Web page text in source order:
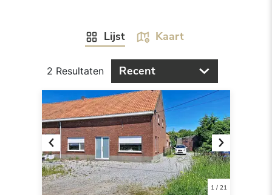
Lijst Kaart
2 Resultaten Recent
Previous Next
1/ 21